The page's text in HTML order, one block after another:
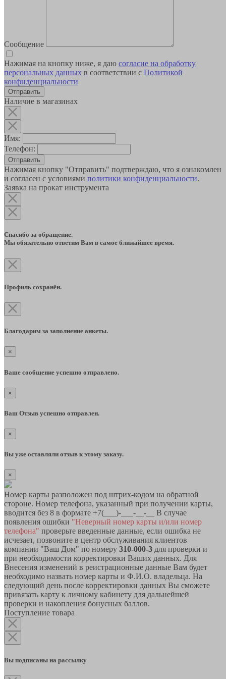
Сообщение
Нажимая на кнопку ниже, я даю согласие на обработку
персональных данных в соответствии с Политикой
конфиденциальности
Наличие в магазинах
Имя:
Телефон:
Отправить
Нажимая кнопку "Отправить" подтверждаю, что я ознакомлен
и согласен с условиями политики конфиденциальности.
Заявка на прокат инструмента
Спасибо за обращение.
Мы обязательно ответим Вам в самое ближайшее время.
Профиль сохранён.
Благодарим за заполнение анкеты.
×
Ваше сообщение успешно отправлено.
×
Ваш Отзыв успешно отправлен.
×
Вы уже оставляли отзыв к этому заказу.
×
Номер карты разположен под штрих-кодом на обратной
стороне. Номер телефона, указанный при получении карты,
вводится без 8 в формате +7(___)-___-__-__ В случае
появления ошибки "Неверный номер карты и/или номер
телефона" проверьте введенные данные, если ошибка не
исчезает, позвоните в центр обслуживания клиентов
компании "Ваш Дом" по номеру 310-000-3 для проверки и
при необходимости корректировки Ваших данных. Для
Внесения изменений в реистрационные данные Вам будет
необходимо назвать номер карты и Ф.И.О. владельца. На
следующий день после корректировки данных Вы сможете
привязать карту к личному кабинету для дальнейшей
проверки и накопления бонусных баллов.
Поступление товара
Вы подписаны на рассылку